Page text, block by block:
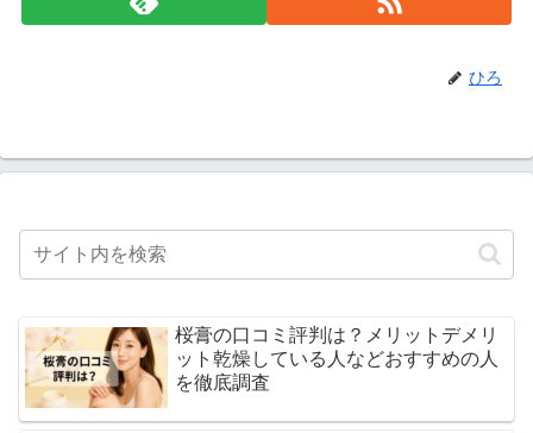
ひろ
桜膏の口コミ評判は？メリットデメリ
ット乾燥している人などおすすめの人
を徹底調査